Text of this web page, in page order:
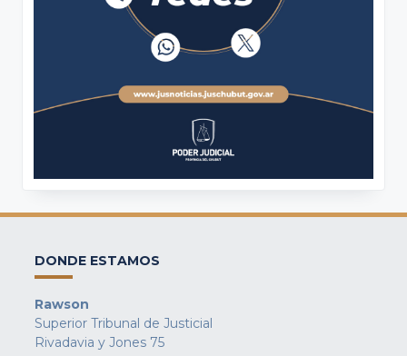
DONDE ESTAMOS
Rawson
Superior Tribunal de Justicial
Rivadavia y Jones 75